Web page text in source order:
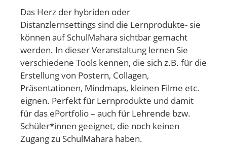
Das Herz der hybriden oder
Distanzlernsettings sind die Lernprodukte- sie
können auf SchulMahara sichtbar gemacht
werden. In dieser Veranstaltung lernen Sie
verschiedene Tools kennen, die sich z.B. für die
Erstellung von Postern, Collagen,
Präsentationen, Mindmaps, kleinen Filme etc.
eignen. Perfekt für Lernprodukte und damit
für das ePortfolio – auch für Lehrende bzw.
Schüler*innen geeignet, die noch keinen
Zugang zu SchulMahara haben.